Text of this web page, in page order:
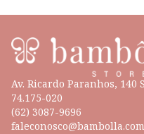
Av. Ricardo Paranhos, 140
74.175-020
(62) 3087-9696